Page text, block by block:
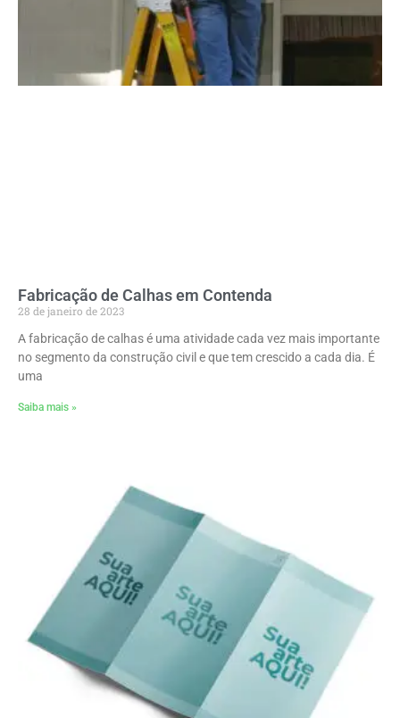
Fabricação de Calhas em Contenda
28 de janeiro de 2023
A fabricação de calhas é uma atividade cada vez mais importante
no segmento da construção civil e que tem crescido a cada dia. É
uma
Saiba mais »